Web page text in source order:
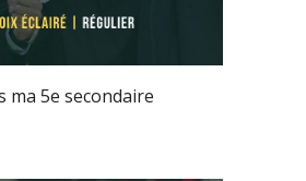
ma 5e secondaire